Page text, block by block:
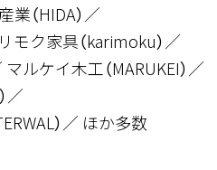
業（HIDA）
モク家具（karimoku）
マルケイ木工（MARUKEI）
）
ほか多数